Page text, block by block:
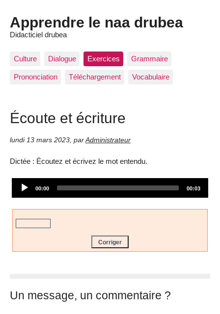
Apprendre le naa drubea
Didacticiel drubea
Culture Dialogue Exercices Grammaire
Prononciation Téléchargement Vocabulaire
Écoute et écriture
lundi 13 mars 2023 par Administrateur
Dictée : Écoutez et écrivez le mot entendu.
Current
00:00
Total
00:03
Un message, un commentaire ?